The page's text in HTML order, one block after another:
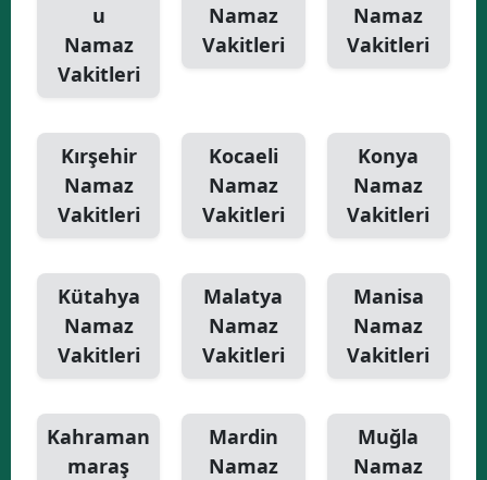
u
Namaz
Vakitleri
Namaz
Vakitleri
Namaz
Vakitleri
Kırşehir
Namaz
Vakitleri
Kocaeli
Namaz
Vakitleri
Konya
Namaz
Vakitleri
Kütahya
Namaz
Vakitleri
Malatya
Namaz
Vakitleri
Manisa
Namaz
Vakitleri
Kahraman
maraş
Mardin
Namaz
Muğla
Namaz